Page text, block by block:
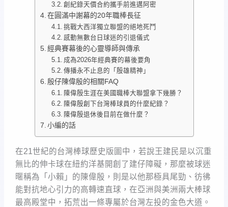
創紀錄天價合約攜手前進邁阿密
在圓滿中謝幕的20年職棒長征
挑戰大西洋獨立聯盟的絕地死鬥
感動無數台日球迷的引退儀式
經典賽幕後的心靈導師與傳承
成為2026年經典賽的幕後要角
傳播永不止息的「殷雄精神」
殷仔陳偉殷的相關FAQ
陳偉殷生涯在美國職棒大聯盟拿下幾勝？
陳偉殷創下台灣棒球員的什麼紀錄？
陳偉殷退休後目前在做什麼？
小編的話
在21世紀的台灣棒球歷史版圖中，若說王建民是以沉重
無比的伸卡球在紐約洋基開創了建仔障礙，那麼被球迷
暱稱為「小賴」的陳偉殷，則是以他那極具尾勁、彷彿
能對抗地心引力的高轉速直球，在亞洲與美洲兩大棒球
最高殿堂中，拓荒出一條專屬於台灣左投的金色大道。